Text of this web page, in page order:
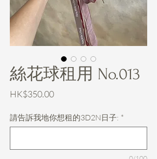
絲花球租用 No.013
HK$350.00價
請告訴我地你想租的3D2N日子: *